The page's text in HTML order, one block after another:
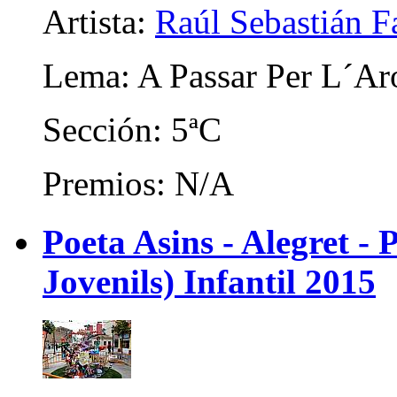
Artista: Raúl Sebastián
Lema: A Passar Per
Sección: 5ªC
Premios: N/A
Poeta Asins - Alegret -
Jovenils) Infantil 2015